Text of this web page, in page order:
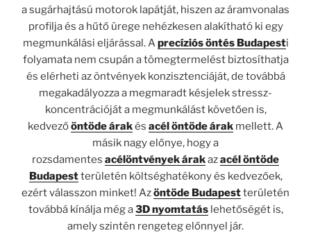
a sugárhajtású motorok lapátját, hiszen az áramvonalas
profilja és a hűtő ürege nehézkesen alakítható ki egy
megmunkálási eljárással. Aprecíziós öntés Budapesti
folyamata nem csupán a tömegtermelést biztosíthatja
és elérheti az öntvények konzisztenciáját, de továbbá
megakadályozza a megmaradt késjelek stressz-
koncentrációját a megmunkálást követően is,
kedvezőöntöde árakés acél öntöde árak mellett. A
másik nagy előnye, hogy a
rozsdamentes acélöntvények árakazacél öntöde
Budapestterületén költséghatékony és kedvezőek,
ezért válasszon minket! Azöntöde Budapestterületén
továbbá kínálja még a3D nyomtatáslehetőségét is,
amely szintén rengeteg előnnyel jár.